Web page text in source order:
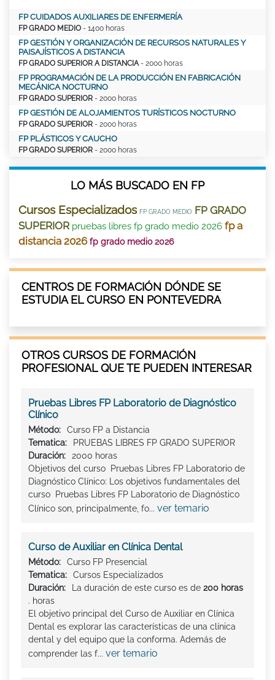
FP CUIDADOS AUXILIARES DE ENFERMERÍA
FP GRADO MEDIO - 1400 horas
FP GESTIÓN Y ORGANIZACIÓN DE RECURSOS NATURALES Y
PAISAJÍSTICOS A DISTANCIA
FP GRADO SUPERIOR A DISTANCIA - 2000 horas
FP PROGRAMACIÓN DE LA PRODUCCIÓN EN FABRICACIÓN
MECÁNICA NOCTURNO
FP GRADO SUPERIOR - 2000 horas
FP GESTIÓN DE ALOJAMIENTOS TURÍSTICOS NOCTURNO
FP GRADO SUPERIOR - 2000 horas
FP PLÁSTICOS Y CAUCHO
FP GRADO SUPERIOR - 2000 horas
LO MÁS BUSCADO EN FP
Cursos Especializados FP GRADO MEDIO FP GRADO
SUPERIOR pruebas libres fp grado medio 2026 fp a
distancia 2026 fp grado medio 2026
CENTROS DE FORMACIÓN DÓNDE SE
ESTUDIA EL CURSO EN PONTEVEDRA
OTROS CURSOS DE FORMACIÓN
PROFESIONAL QUE TE PUEDEN INTERESAR
Pruebas Libres FP Laboratorio de Diagnóstico
Clínico
Método:
Curso FP a Distancia
Tematica:
PRUEBAS LIBRES FP GRADO SUPERIOR
Duración:
2000 horas
Objetivos del curso Pruebas Libres FP Laboratorio de
Diagnóstico Clínico: Los objetivos fundamentales del
curso Pruebas Libres FP Laboratorio de Diagnóstico
Clínico son, principalmente, fo... ver temario
Curso de Auxiliar en Clínica Dental
Método:
Curso FP Presencial
Tematica:
Cursos Especializados
Duración:
La duración de este curso es de 200 horas
. horas
El objetivo principal del Curso de Auxiliar en Clínica
Dental es explorar las características de una clínica
dental y del equipo que la conforma. Además de
comprender las f... ver temario